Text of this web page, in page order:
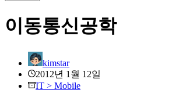
이동통신공학
kimstar
2012년 1월 12일
IT > Mobile